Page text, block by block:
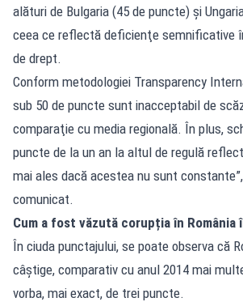
alături de Bulgaria (45 de puncte) şi
ceea ce reflectă deficienţe semnificative
de drept.
Conform metodologiei Transparency
sub 50 de puncte sunt inacceptabil de
comparaţie cu media regională. În plus,
puncte de la un an la altul de regulă
mai ales dacă acestea nu sunt
comunicat.
Cum a fost văzută corupția în România
În ciuda punctajului, se poate observa că
câștige, comparativ cu anul 2014 mai
vorba, mai exact, de trei puncte.